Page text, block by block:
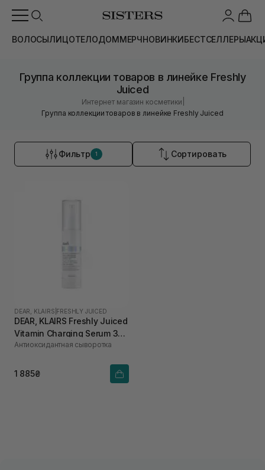
ВОЛОСЫЛИЦОТЕЛОДОММЕРЧНОВИНКИБЕСТСЕЛЛЕРЫ
Группа коллекции товаров в линейке Freshly
Juiced
Интернет магазин косметики
Группа коллекции товаров в линейке Freshly Juiced
Фильтр 1 Сортировать
DEAR, KLAIRS FRESHLY JUICED
DEAR, KLAIRS Freshly Juiced
Vitamin Charging Serum 30
мл
Антиоксидантная сыворотка
1 885₴